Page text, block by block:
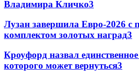
Владимира Кличко3
Лузан завершила Евро-2026 с
комплектом золотых наград3
Кроуфорд назвал
которого может вернуться3